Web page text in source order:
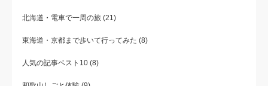
北海道・電車で一周の旅 (21)
東海道・京都まで歩いて行ってみた (8)
人気の記事ベスト10 (8)